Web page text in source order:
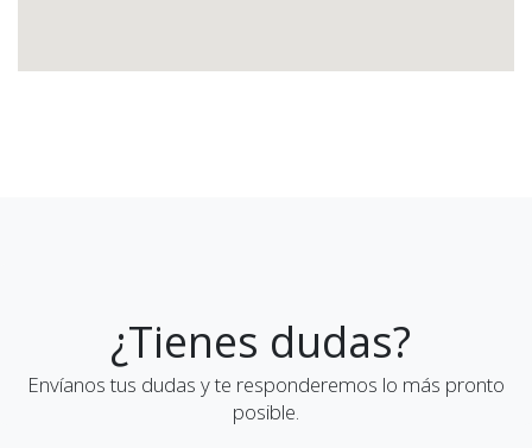
¿Tienes dudas?
Envíanos tus dudas y te responderemos lo más pronto
posible.